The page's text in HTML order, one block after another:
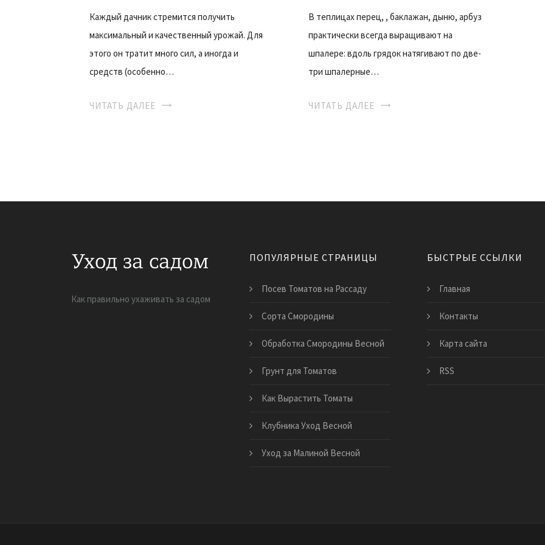
Каждый дачник стремится получить
максимальный и качественный урожай. Для
этого он тратит много сил, а иногда и
средств (особенно…
ЧИТАТЬ ДАЛЕЕ
В теплицах перец, , баклажан, дыню, арбуз
практически всегда выращивают на
шпалере: вдоль грядок натягивают по две-
три шпалерные…
ЧИТАТЬ ДАЛЕЕ
Как правильно ухаживать за садом
ПОПУЛЯРНЫЕ СТРАНИЦЫ
Посев Томатов на Рассаду
Сорта Смородины
Обработка Смородины Весной
Грунт для Томатов
Как Вырастить Томаты
Клубника Уход Весной
Уход за Малиной Весной
БЫСТРЫЕ ССЫЛКИ
Главная
Контакты
Карта сайта
RSS